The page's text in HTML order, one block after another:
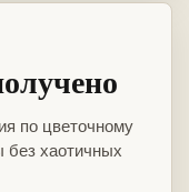
по цветочному
без хаотичных